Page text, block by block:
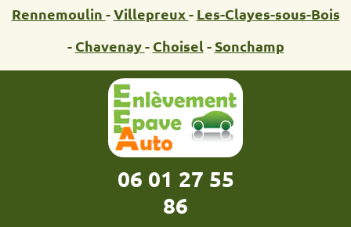
Rennemoulin -Villepreux- Les-Clayes-sous-Bois
- Chavenay- Choisel - Sonchamp
06 01 27 55
86